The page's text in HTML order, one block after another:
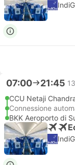
07:00 21:45
CCU Netaji
Connessione
BKK Aeroporto di